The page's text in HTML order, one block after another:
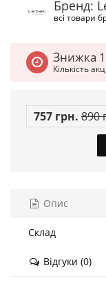
Бренд:
всі товари
Знижка
Кількість
757 грн. 890
Опис
Склад
Відгуки (0)